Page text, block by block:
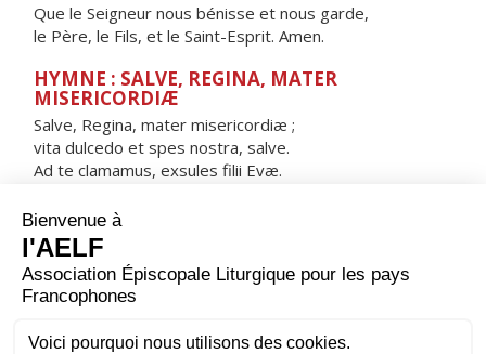
Que le Seigneur nous bénisse et nous garde,
le Père, le Fils, et le Saint-Esprit. Amen.
HYMNE : SALVE, REGINA, MATER
MISERICORDIÆ
Salve, Regina, mater misericordiæ ;
vita dulcedo et spes nostra, salve.
Ad te clamamus, exsules filii Evæ.
in hac lacrimarum valle.
Eia ergo, advocata nostra,
illos tuos misericordes oculos
ad nos converte.